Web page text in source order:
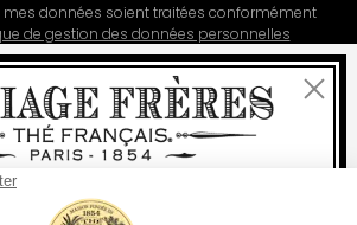
mes données soient traitées conformément
de gestion des données personnelles
Fermer
Bienvenue